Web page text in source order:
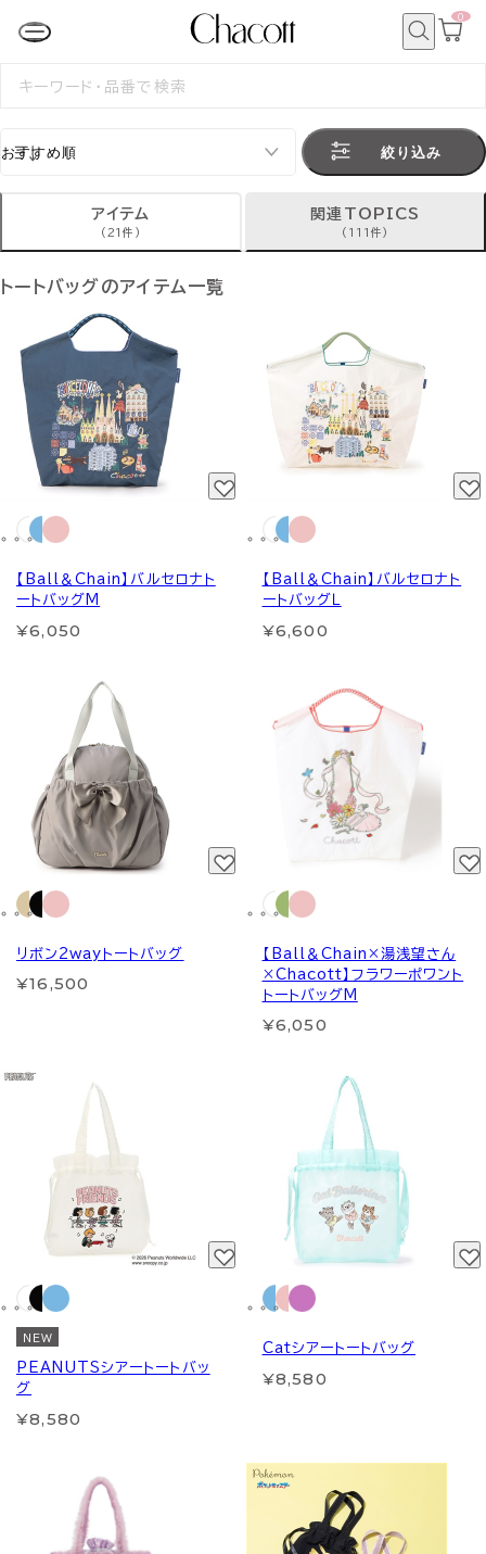
カ
0
検
絞り込み
アイテム
(21件)
関連TOPICS
(111件)
トートバッグのアイテム一覧
【Ball＆Chain】バルセロナト
ートバッグM
¥6,050
【Ball＆Chain】バルセロナト
ートバッグＬ
¥6,600
リボン2wayトートバッグ
¥16,500
【Ball＆Chain×湯浅望さん
×Chacott】フラワーポワント
トートバッグM
¥6,050
NEW
PEANUTSシアートートバッ
グ
¥8,580
Catシアートートバッグ
¥8,580